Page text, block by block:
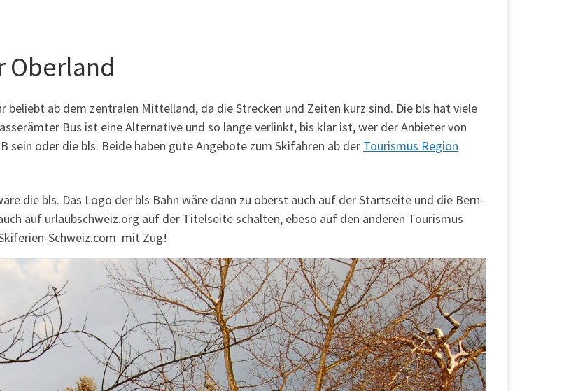
Oberland
beliebt ab dem zentralen Mittelland, da die Strecken und Zeiten kurz sind. Die bls hat viele
Bus ist eine Alternative und so lange verlinkt, bis klar ist, wer der Anbieter von
sein oder die bls. Beide haben gute Angebote zum Skifahren ab der Tourismus Region
die bls. Das Logo der bls Bahn wäre dann zu oberst auch auf der Startseite und die Bern-
auf urlaubschweiz.org auf der Titelseite schalten, ebeso auf den anderen Tourismus
Schweiz.com mit Zug!